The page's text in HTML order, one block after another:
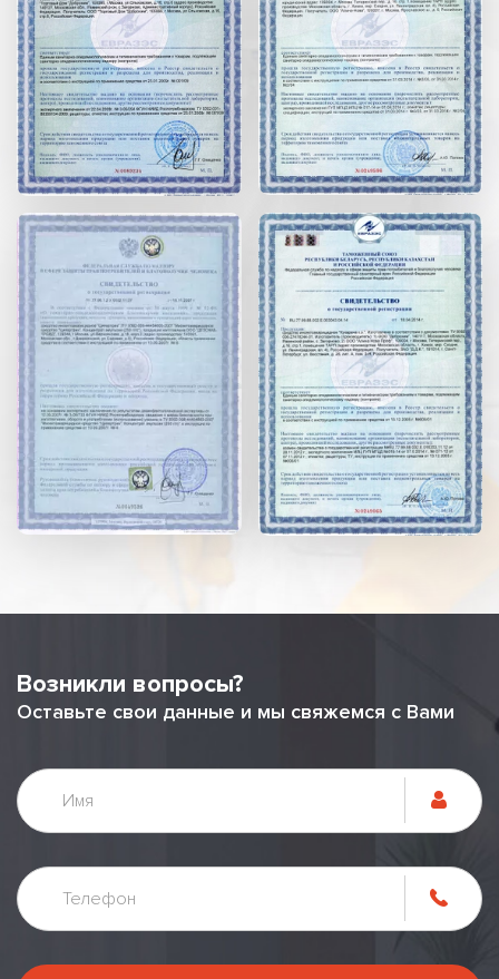
Возникли вопросы?
Оставьте свои данные и мы свяжемся с Вами